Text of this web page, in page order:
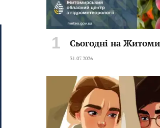
Сьогодні на
31.07.2026